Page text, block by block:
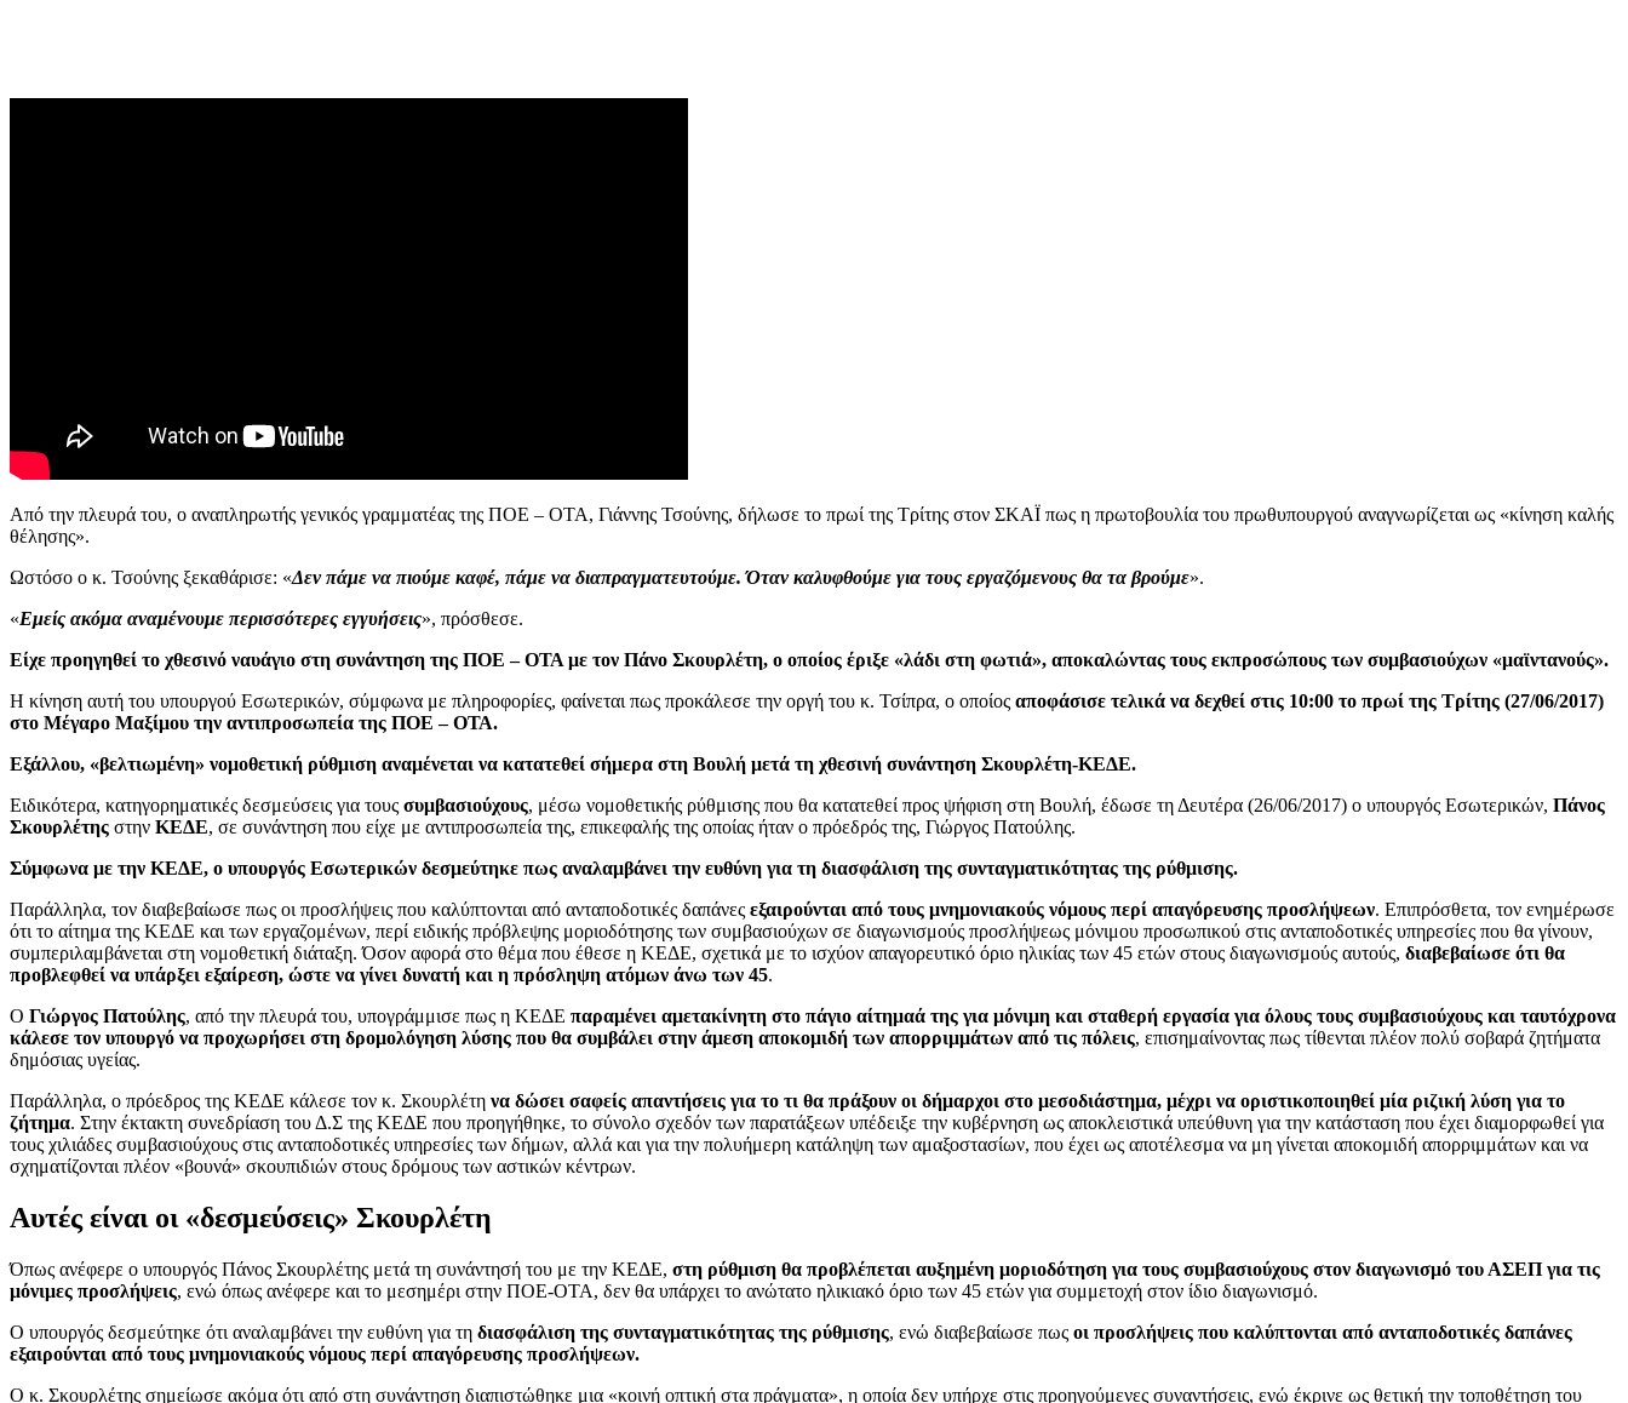
Από την πλευρά του, ο αναπληρωτής γενικός γραμματέας της ΠΟΕ – ΟΤΑ, Γιάννης Τσούνης, δήλωσε το πρωί της Τρίτης στον ΣΚΑΪ πως η πρωτοβουλία του πρωθυπουργού αναγνωρίζεται ως «κίνηση καλής
θέλησης».
Ωστόσο ο κ. Τσούνης ξεκαθάρισε: «Δεν πάμε να πιούμε καφέ, πάμε να διαπραγματευτούμε. Όταν καλυφθούμε για τους εργαζόμενους θα τα βρούμε».
«Εμείς ακόμα αναμένουμε περισσότερες εγγυήσεις», πρόσθεσε.
Είχε προηγηθεί το χθεσινό ναυάγιο στη συνάντηση της ΠΟΕ – ΟΤΑ με τον Πάνο Σκουρλέτη, ο οποίος έριξε «λάδι στη φωτιά», αποκαλώντας τους εκπροσώπους των συμβασιούχων «μαϊντανούς».
Η κίνηση αυτή του υπουργού Εσωτερικών, σύμφωνα με πληροφορίες, φαίνεται πως προκάλεσε την οργή του κ. Τσίπρα, ο οποίος αποφάσισε τελικά να δεχθεί στις 10:00 το πρωί της Τρίτης (27/06/2017)
στο Μέγαρο Μαξίμου την αντιπροσωπεία της ΠΟΕ – ΟΤΑ.
Εξάλλου, «βελτιωμένη» νομοθετική ρύθμιση αναμένεται να κατατεθεί σήμερα στη Βουλή μετά τη χθεσινή συνάντηση Σκουρλέτη-ΚΕΔΕ.
Ειδικότερα, κατηγορηματικές δεσμεύσεις για τους συμβασιούχους, μέσω νομοθετικής ρύθμισης που θα κατατεθεί προς ψήφιση στη Βουλή, έδωσε τη Δευτέρα (26/06/2017) ο υπουργός Εσωτερικών, Πάνος
Σκουρλέτης στην ΚΕΔΕ, σε συνάντηση που είχε με αντιπροσωπεία της, επικεφαλής της οποίας ήταν ο πρόεδρός της, Γιώργος Πατούλης.
Σύμφωνα με την ΚΕΔΕ, ο υπουργός Εσωτερικών δεσμεύτηκε πως αναλαμβάνει την ευθύνη για τη διασφάλιση της συνταγματικότητας της ρύθμισης.
Παράλληλα, τον διαβεβαίωσε πως οι προσλήψεις που καλύπτονται από ανταποδοτικές δαπάνες εξαιρούνται από τους μνημονιακούς νόμους περί απαγόρευσης προσλήψεων. Επιπρόσθετα, τον ενημέρωσε
ότι το αίτημα της ΚΕΔΕ και των εργαζομένων, περί ειδικής πρόβλεψης μοριοδότησης των συμβασιούχων σε διαγωνισμούς προσλήψεως μόνιμου προσωπικού στις ανταποδοτικές υπηρεσίες που θα γίνουν,
συμπεριλαμβάνεται στη νομοθετική διάταξη. Όσον αφορά στο θέμα που έθεσε η ΚΕΔΕ, σχετικά με το ισχύον απαγορευτικό όριο ηλικίας των 45 ετών στους διαγωνισμούς αυτούς, διαβεβαίωσε ότι θα
προβλεφθεί να υπάρξει εξαίρεση, ώστε να γίνει δυνατή και η πρόσληψη ατόμων άνω των 45.
Ο Γιώργος Πατούλης, από την πλευρά του, υπογράμμισε πως η ΚΕΔΕ παραμένει αμετακίνητη στο πάγιο αίτημαά της για μόνιμη και σταθερή εργασία για όλους τους συμβασιούχους και ταυτόχρονα
κάλεσε τον υπουργό να προχωρήσει στη δρομολόγηση λύσης που θα συμβάλει στην άμεση αποκομιδή των απορριμμάτων από τις πόλεις, επισημαίνοντας πως τίθενται πλέον πολύ σοβαρά ζητήματα
δημόσιας υγείας.
Παράλληλα, ο πρόεδρος της ΚΕΔΕ κάλεσε τον κ. Σκουρλέτη να δώσει σαφείς απαντήσεις για το τι θα πράξουν οι δήμαρχοι στο μεσοδιάστημα, μέχρι να οριστικοποιηθεί μία ριζική λύση για το
ζήτημα. Στην έκτακτη συνεδρίαση του Δ.Σ της ΚΕΔΕ που προηγήθηκε, το σύνολο σχεδόν των παρατάξεων υπέδειξε την κυβέρνηση ως αποκλειστικά υπεύθυνη για την κατάσταση που έχει διαμορφωθεί για
τους χιλιάδες συμβασιούχους στις ανταποδοτικές υπηρεσίες των δήμων, αλλά και για την πολυήμερη κατάληψη των αμαξοστασίων, που έχει ως αποτέλεσμα να μη γίνεται αποκομιδή απορριμμάτων και να
σχηματίζονται πλέον «βουνά» σκουπιδιών στους δρόμους των αστικών κέντρων.
Αυτές είναι οι «δεσμεύσεις» Σκουρλέτη
Όπως ανέφερε ο υπουργός Πάνος Σκουρλέτης μετά τη συνάντησή του με την ΚΕΔΕ, στη ρύθμιση θα προβλέπεται αυξημένη μοριοδότηση για τους συμβασιούχους στον διαγωνισμό του ΑΣΕΠ για τις
μόνιμες προσλήψεις, ενώ όπως ανέφερε και το μεσημέρι στην ΠΟΕ-ΟΤΑ, δεν θα υπάρχει το ανώτατο ηλικιακό όριο των 45 ετών για συμμετοχή στον ίδιο διαγωνισμό.
Ο υπουργός δεσμεύτηκε ότι αναλαμβάνει την ευθύνη για τη διασφάλιση της συνταγματικότητας της ρύθμισης, ενώ διαβεβαίωσε πως οι προσλήψεις που καλύπτονται από ανταποδοτικές δαπάνες
εξαιρούνται από τους μνημονιακούς νόμους περί απαγόρευσης προσλήψεων.
Ο κ. Σκουρλέτης σημείωσε ακόμα ότι από στη συνάντηση διαπιστώθηκε μια «κοινή οπτική στα πράγματα», η οποία δεν υπήρχε στις προηγούμενες συναντήσεις, ενώ έκρινε ως θετική την τοποθέτηση του